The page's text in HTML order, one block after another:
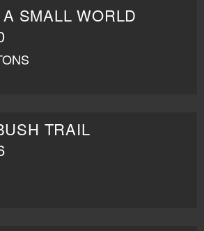
SMALL WORLD
TRAIL